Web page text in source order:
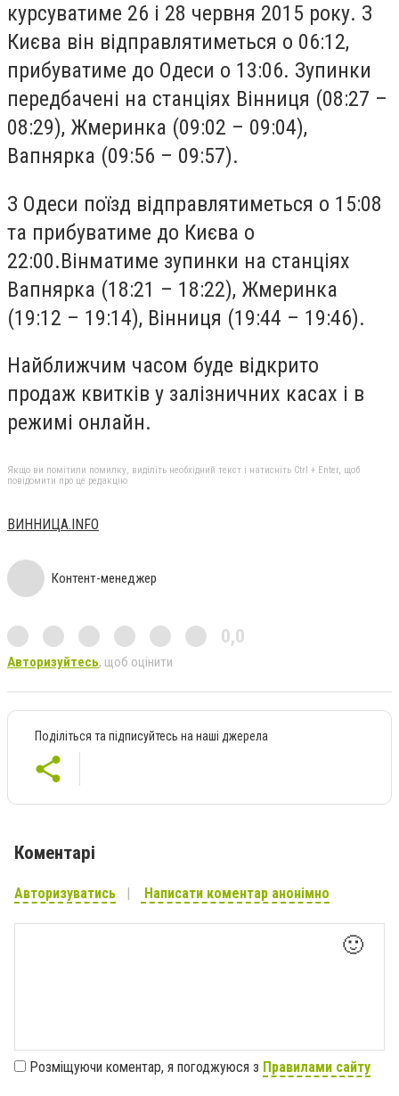
курсуватиме 26 і 28 червня 2015 року. З
Києва він відправлятиметься о 06:12,
прибуватиме до Одеси о 13:06. Зупинки
передбачені на станціях Вінниця (08:27 –
08:29), Жмеринка (09:02 – 09:04),
Вапнярка (09:56 – 09:57).
З Одеси поїзд відправлятиметься о 15:08
та прибуватиме до Києва о
22:00.Вінматиме зупинки на станціях
Вапнярка (18:21 – 18:22), Жмеринка
(19:12 – 19:14), Вінниця (19:44 – 19:46).
Найближчим часом буде відкрито
продаж квитків у залізничних касах і в
режимі онлайн.
Якщо ви помітили помилку, виділіть необхідний текст і натисніть Ctrl + Enter, щоб
повідомити про це редакцію
ВИННИЦА.INFO
Контент-менеджер
0,0
Авторизуйтесь, щоб оцінити
Поділіться та підписуйтесь на наші джерела
Коментарі
Авторизуватись Написати коментар анонімно
🙂
Розміщуючи коментар, я погоджуюся з Правилами сайту